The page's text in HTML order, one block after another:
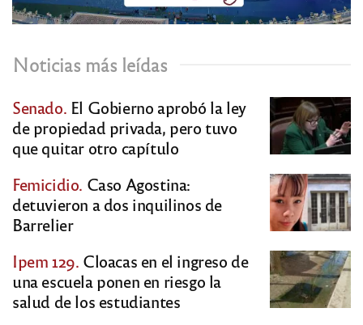
Noticias más leídas
Senado. El Gobierno aprobó la ley
de propiedad privada, pero tuvo
que quitar otro capítulo
Femicidio. Caso Agostina:
detuvieron a dos inquilinos de
Barrelier
Ipem 129. Cloacas en el ingreso de
una escuela ponen en riesgo la
salud de los estudiantes